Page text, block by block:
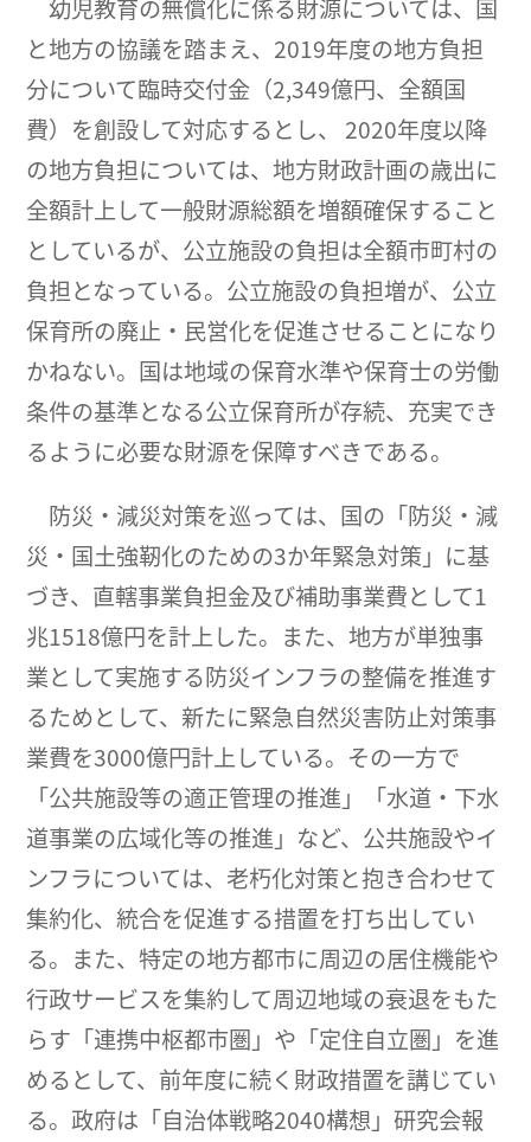
幼児教育の無償化に係る財源については、国
と地方の協議を踏まえ、2019年度の地方負担
分について臨時交付金（2,349億円、全額国
費）を創設して対応するとし、 2020年度以降
の地方負担については、地方財政計画の歳出に
全額計上して一般財源総額を増額確保すること
としているが、公立施設の負担は全額市町村の
負担となっている。公立施設の負担増が、公立
保育所の廃止・民営化を促進させることになり
かねない。国は地域の保育水準や保育士の労働
条件の基準となる公立保育所が存続、充実でき
るように必要な財源を保障すべきである。
防災・減災対策を巡っては、国の「防災・減
災・国土強靭化のための3か年緊急対策」に基
づき、直轄事業負担金及び補助事業費として1
兆1518億円を計上した。また、地方が単独事
業として実施する防災インフラの整備を推進す
るためとして、新たに緊急自然災害防止対策事
業費を3000億円計上している。その一方で
「公共施設等の適正管理の推進」「水道・下水
道事業の広域化等の推進」など、公共施設やイ
ンフラについては、老朽化対策と抱き合わせて
集約化、統合を促進する措置を打ち出してい
る。また、特定の地方都市に周辺の居住機能や
行政サービスを集約して周辺地域の衰退をもた
らす「連携中枢都市圏」や「定住自立圏」を進
めるとして、前年度に続く財政措置を講じてい
る。政府は「自治体戦略2040構想」研究会報